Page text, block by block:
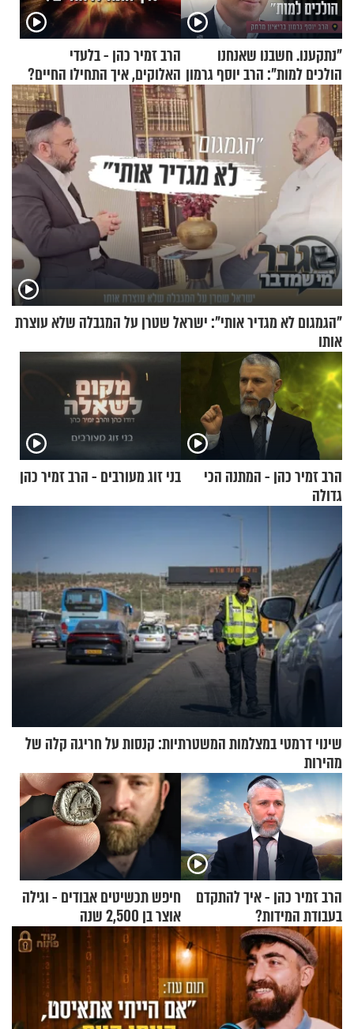
"נתקענו. חשבנו שאנחנו
הולכים למות": הרב יוסף גרמון
בריאיון מרתק
הרב זמיר כהן - בלעדי
האלוקים, איך התחילו החיים?
"הגמגום לא מגדיר אותי": ישראל שטרן על המגבלה שלא עוצרת
אותו
הרב זמיר כהן - המתנה הכי
גדולה
בני זוג מעורבים - הרב זמיר כהן
שינוי דרמטי במצלמות המשטרתיות: קנסות על חריגה קלה של
מהירות
הרב זמיר כהן - איך להתקדם
בעבודת המידות?
חיפש תכשיטים אבודים - וגילה
אוצר בן 2,500 שנה